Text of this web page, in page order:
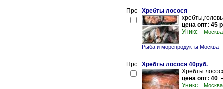
Хребты лосося
цена опт: 45
Уникс
Москва
Рыба и морепродукты Москва -
Хребты лосося 40руб.
Хребты
цена опт: 40
Уникс
Москва